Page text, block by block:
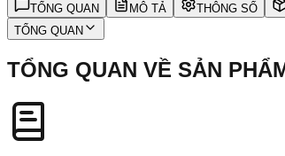
TỔNG QUAN
MÔ TẢ THÔNG SỐ
TỔNG QUAN
TỔNG QUAN VỀ SẢN